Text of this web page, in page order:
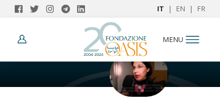
IT | EN | FR
MENU
Ersilia Francesca